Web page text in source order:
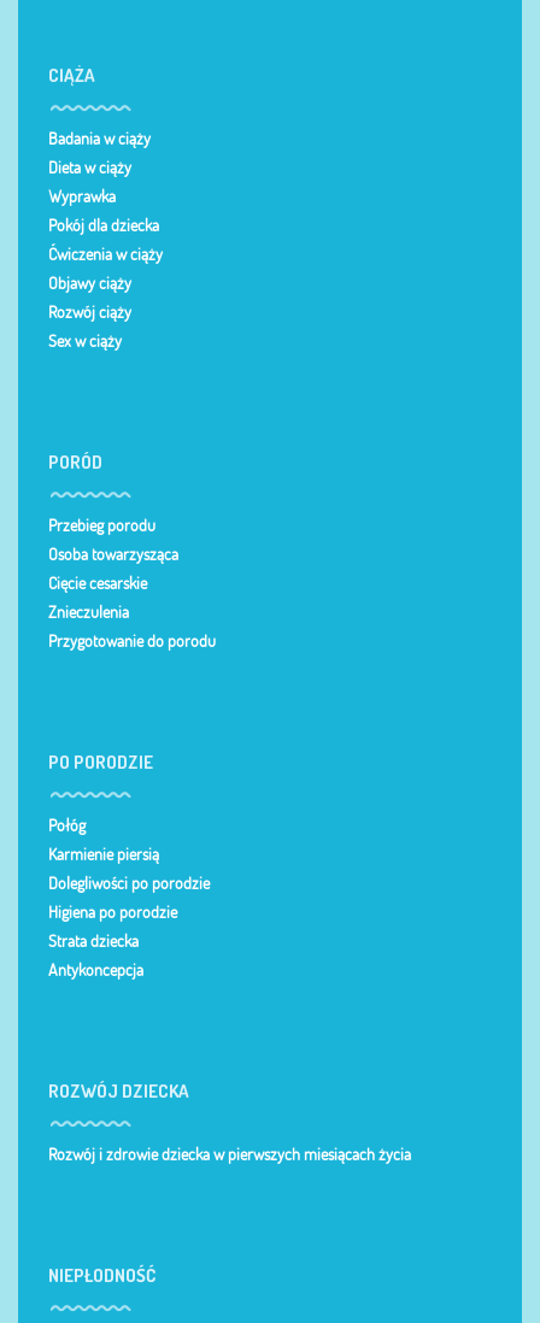
CIĄŻA
Badania w ciąży
Dieta w ciąży
Wyprawka
Pokój dla dziecka
Ćwiczenia w ciąży
Objawy ciąży
Rozwój ciąży
Sex w ciąży
PORÓD
Przebieg porodu
Osoba towarzysząca
Cięcie cesarskie
Znieczulenia
Przygotowanie do porodu
PO PORODZIE
Połóg
Karmienie piersią
Dolegliwości po porodzie
Higiena po porodzie
Strata dziecka
Antykoncepcja
ROZWÓJ DZIECKA
Rozwój i zdrowie dziecka w pierwszych miesiącach życia
NIEPŁODNOŚĆ